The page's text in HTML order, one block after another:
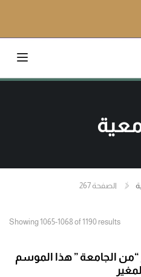
الصفحة 267
Showing 1065-1068 of 1190 results
“من الجامعة ” هذا الموسم